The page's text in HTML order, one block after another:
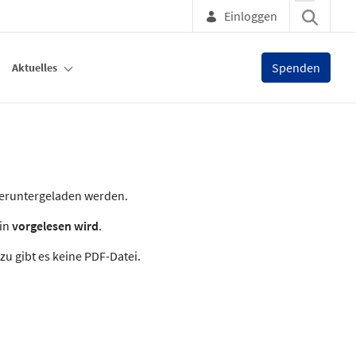
Einloggen
Aktuelles Spenden
werden.
vorgelesen wird.
gibt es keine PDF-Datei.